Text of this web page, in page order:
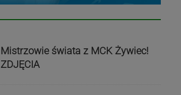
Mistrzowie świata z MCK Żywiec!
ZDJĘCIA